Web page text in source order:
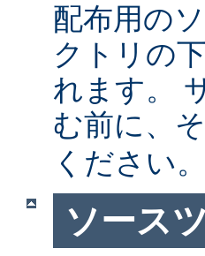
配布用の
クトリの
れます。
む前に、
ください。
ソース